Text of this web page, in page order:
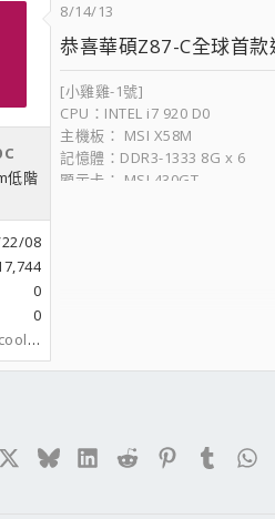
階
08
0
0
www.coolaler.com
8/14/13
恭喜華碩Z87-C全球首
[小雞雞-1號]
CPU：INTEL i7 920 D0
主機板： MSI X58M
記憶體：DDR3-1333 8G x 6
顯示卡： MSI 430GT
BlueskyLinkedIn
RedditPinterest